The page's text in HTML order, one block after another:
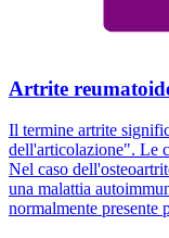
Artrite
Il termine artrite
dell'articolazione". Le
Nel caso
una malattia
normalmente presente